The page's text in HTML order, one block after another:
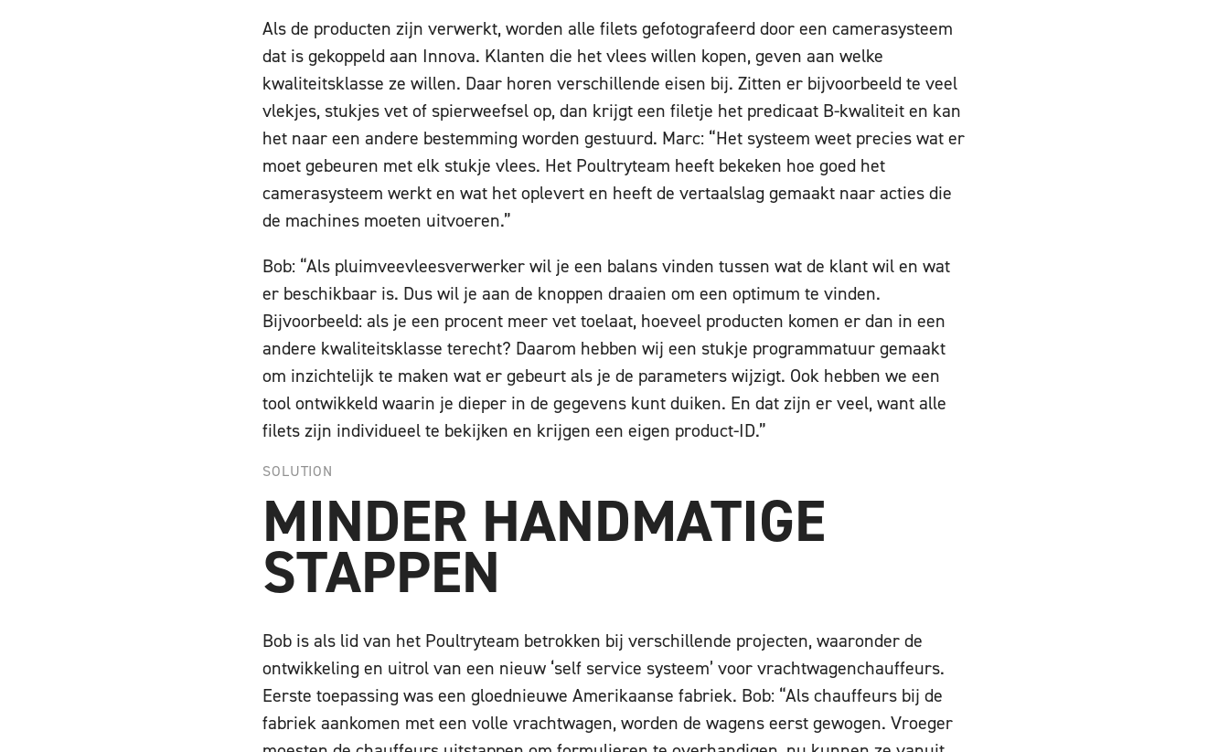
Als de producten zijn verwerkt, worden alle filets gefotografeerd door een camerasysteem
dat is gekoppeld aan Innova. Klanten die het vlees willen kopen, geven aan welke
kwaliteitsklasse ze willen. Daar horen verschillende eisen bij. Zitten er bijvoorbeeld te veel
vlekjes, stukjes vet of spierweefsel op, dan krijgt een filetje het predicaat B-kwaliteit en kan
het naar een andere bestemming worden gestuurd. Marc: “Het systeem weet precies wat er
moet gebeuren met elk stukje vlees. Het Poultryteam heeft bekeken hoe goed het
camerasysteem werkt en wat het oplevert en heeft de vertaalslag gemaakt naar acties die
de machines moeten uitvoeren.”
Bob: “Als pluimveevleesverwerker wil je een balans vinden tussen wat de klant wil en wat
er beschikbaar is. Dus wil je aan de knoppen draaien om een optimum te vinden.
Bijvoorbeeld: als je een procent meer vet toelaat, hoeveel producten komen er dan in een
andere kwaliteitsklasse terecht? Daarom hebben wij een stukje programmatuur gemaakt
om inzichtelijk te maken wat er gebeurt als je de parameters wijzigt. Ook hebben we een
tool ontwikkeld waarin je dieper in de gegevens kunt duiken. En dat zijn er veel, want alle
filets zijn individueel te bekijken en krijgen een eigen product-ID.”
SOLUTION
MINDER HANDMATIGE
STAPPEN
Bob is als lid van het Poultryteam betrokken bij verschillende projecten, waaronder de
ontwikkeling en uitrol van een nieuw ‘self service systeem’ voor vrachtwagenchauffeurs.
Eerste toepassing was een gloednieuwe Amerikaanse fabriek. Bob: “Als chauffeurs bij de
fabriek aankomen met een volle vrachtwagen, worden de wagens eerst gewogen. Vroeger